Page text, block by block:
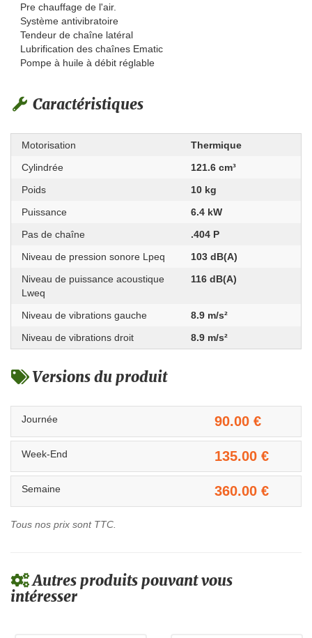
Pre chauffage de l'air.
Système antivibratoire
Tendeur de chaîne latéral
Lubrification des chaînes Ematic
Pompe à huile à débit réglable
Caractéristiques
Motorisation
Thermique
Cylindrée
121.6 cm³
Poids
10 kg
Puissance
6.4 kW
Pas de chaîne
.404 P
Niveau de pression sonore Lpeq
103 dB(A)
Niveau de puissance acoustique
Lweq
116 dB(A)
Niveau de vibrations gauche
8.9 m/s²
Niveau de vibrations droit
8.9 m/s²
Versions du produit
Journée 90.00 €
Week-End 135.00 €
Semaine 360.00 €
Tous nos prix sont TTC.
Autres produits pouvant vous
intéresser